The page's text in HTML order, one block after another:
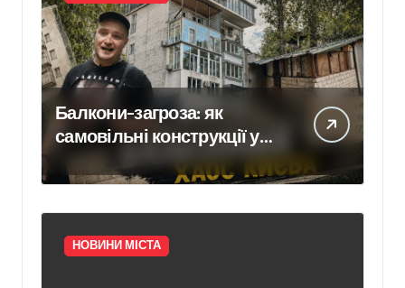
Балкони-загроза: як
самовільні конструкції у
Києві псують фасади
будинків і ставлять під
ризик сусідів
НОВИНИ МІСТА